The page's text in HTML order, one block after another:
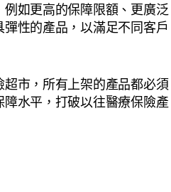
如更高的保障限額、更廣泛
性的產品，以滿足不同客戶
市，所有上架的產品都必須
水平，打破以往醫療保險產